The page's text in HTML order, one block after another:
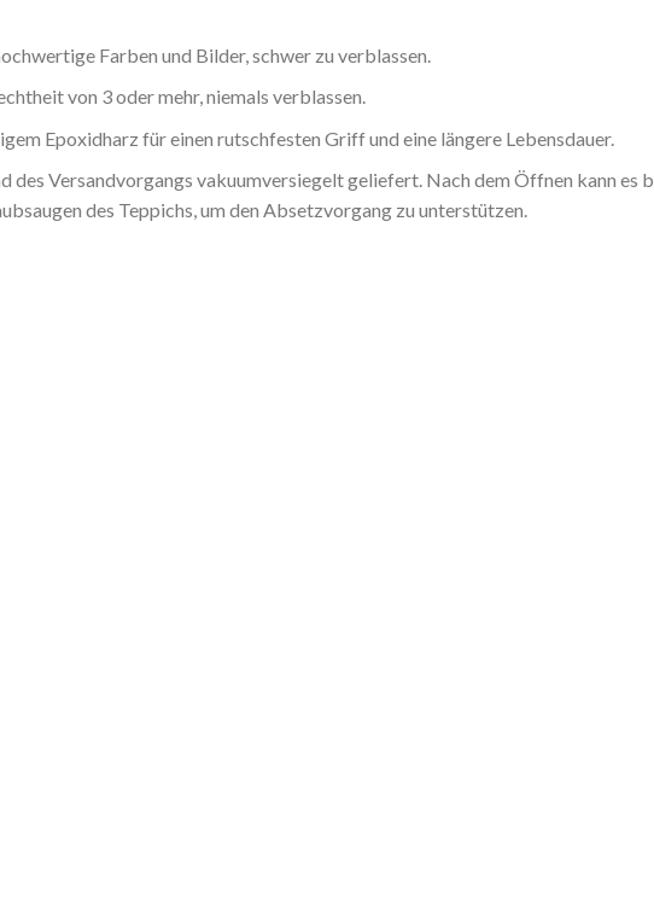
Farben und Bilder, schwer zu verblassen.
von 3 oder mehr, niemals verblassen.
Epoxidharz für einen rutschfesten Griff und eine längere Lebensdauer.
des Versandvorgangs vakuumversiegelt geliefert. Nach dem Öffnen kann es
des Teppichs, um den Absetzvorgang zu unterstützen.